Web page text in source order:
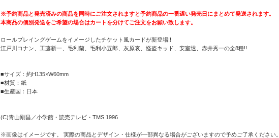
※予約商品と発売済みの商品を同時にご注文されますと予約商品の一番遅い発売日にまとめて発送されます。
本商品の個別発送をご希望の場合はカートを分けてご注文をお願い致します。
ロールプレイングゲームをイメージしたチケット風カードが新登場!!
江戸川コナン、工藤新一、毛利蘭、毛利小五郎、灰原哀、怪盗キッド、安室透、赤井秀一の全8種!!
■サイズ：約H135×W60mm
■材質：紙
■生産国：日本
(C)青山剛昌／小学館・読売テレビ・TMS 1996
※画像はイメージです。 実際の商品とデザイン・仕様が一部異なる場合がございますので予めご了承ください。